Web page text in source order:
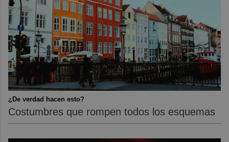
¿De verdad hacen esto?
Costumbres que rompen todos los esquemas